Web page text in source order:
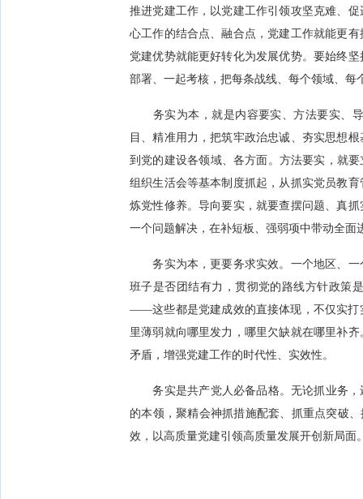
推进党建工作，以党建工作引领攻坚克难、
心工作的结合点、融合点，党建工作就能更
党建优势就能更好转化为发展优势。要始终
部署、一起考核，把每条战线、每个领域、每
务实为本，就是内容要实、方法要实、导
目、精准用力，把筑牢政治忠诚、夯实思想
到党的建设各领域、各方面。方法要实，就
组织生活会等基本制度抓起，从抓实党员教
炼党性修养。导向要实，就要查摆问题、真
一个问题解决，在补短板、强弱项中带动全面
务实为本，更要务求实效。一个地区、一
班子是否团结有力，贯彻党的路线方针政策
——这些都是党建成效的直接体现，不仅实打
里薄弱就向哪里发力，哪里欠缺就在哪里补
矛盾，增强党建工作的时代性、实效性。
务实是共产党人必备品格。无论抓业务，
的本领，聚精会神抓措施配套、抓重点突破
效，以高质量党建引领高质量发展开创新局面